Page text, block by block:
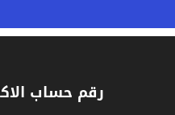
رقم حساب